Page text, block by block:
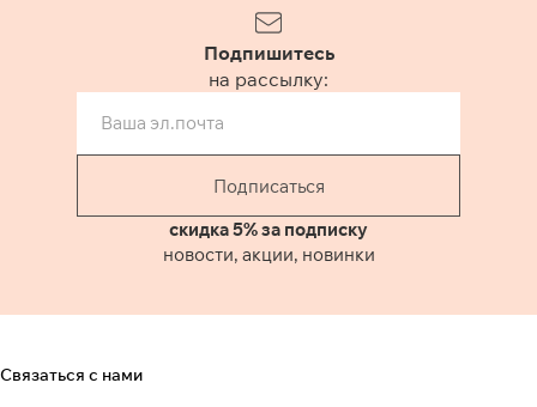
Подпишитесь
на рассылку:
Подписаться
скидка 5% за подписку
новости, акции, новинки
Связаться с нами